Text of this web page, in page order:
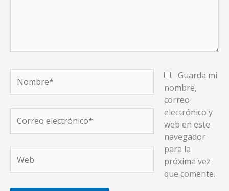
electrónico*
Guarda mi
nombre,
correo
electrónico y
web en este
navegador
para la
próxima vez
que comente.